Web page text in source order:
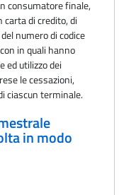
consumatore finale,
carta di credito, di
numero di codice
in quali hanno
ed utilizzo dei
le cessazioni,
ciascun terminale.
in modo